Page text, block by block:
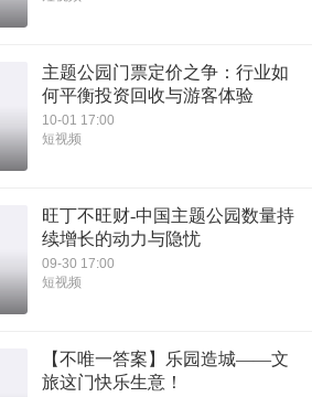
主题公园门票定价之争：行业如
何平衡投资回收与游客体验
10-01 17:00
短视频
旺丁不旺财-中国主题公园数量持
续增长的动力与隐忧
09-30 17:00
短视频
【不唯一答案】乐园造城——文
旅这门快乐生意！